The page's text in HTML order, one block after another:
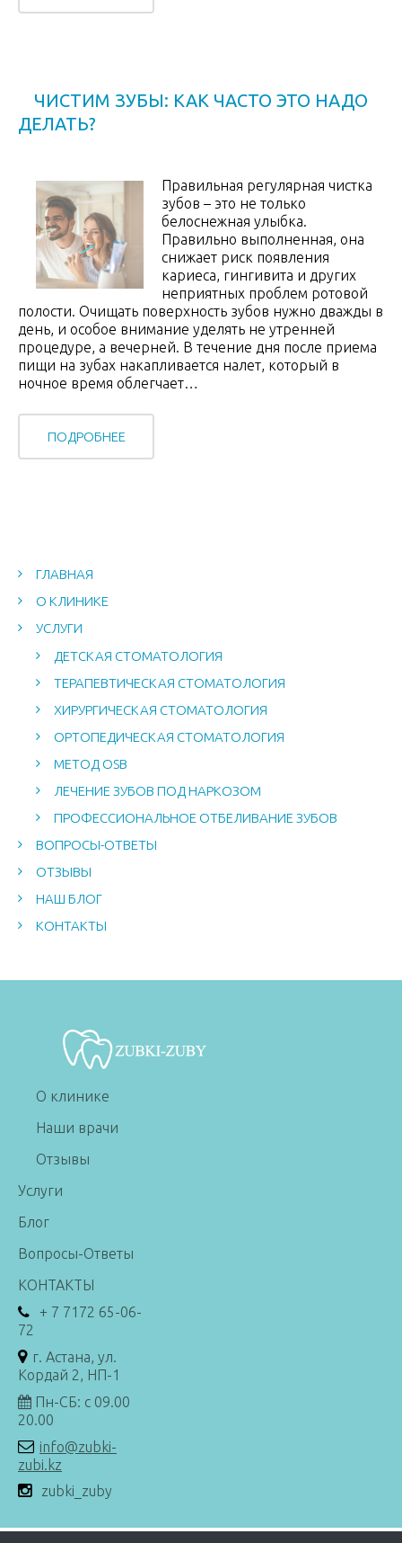
ЧИСТИМ ЗУБЫ: КАК ЧАСТО ЭТО НАДО
ДЕЛАТЬ?
Правильная регулярная чистка
зубов – это не только
белоснежная улыбка.
Правильно выполненная, она
снижает риск появления
кариеса, гингивита и других
неприятных проблем ротовой
полости. Очищать поверхность зубов нужно дважды в
день, и особое внимание уделять не утренней
процедуре, а вечерней. В течение дня после приема
пищи на зубах накапливается налет, который в
ночное время облегчает…
ПОДРОБНЕЕ
ГЛАВНАЯ
О КЛИНИКЕ
УСЛУГИ
ДЕТСКАЯ СТОМАТОЛОГИЯ
ТЕРАПЕВТИЧЕСКАЯ СТОМАТОЛОГИЯ
ХИРУРГИЧЕСКАЯ СТОМАТОЛОГИЯ
ОРТОПЕДИЧЕСКАЯ СТОМАТОЛОГИЯ
МЕТОД OSB
ЛЕЧЕНИЕ ЗУБОВ ПОД НАРКОЗОМ
ПРОФЕССИОНАЛЬНОЕ ОТБЕЛИВАНИЕ ЗУБОВ
ВОПРОСЫ-ОТВЕТЫ
ОТЗЫВЫ
НАШ БЛОГ
КОНТАКТЫ
О клинике
Наши врачи
Отзывы
Услуги
Блог
Вопросы-Ответы
КОНТАКТЫ
+ 7 7172 65-06-
72
г. Астана, ул.
Кордай 2, НП-1
Пн-СБ: с 09.00
20.00
info@zubki-
zubi.kz
zubki_zuby